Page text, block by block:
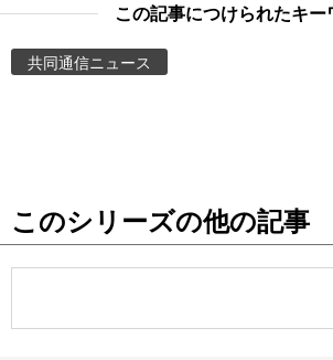
Images
この記事につけられたキー
共同通信ニュース
このシリーズの他の記事